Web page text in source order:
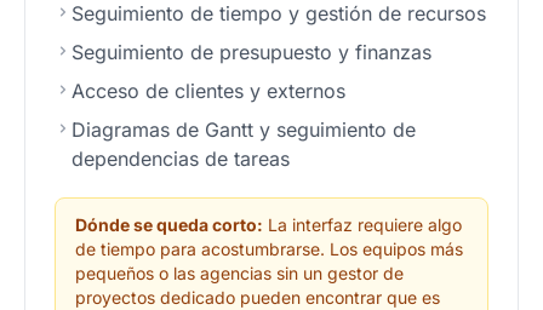
Seguimiento de tiempo y gestión de recursos
Seguimiento de presupuesto y finanzas
Acceso de clientes y externos
Diagramas de Gantt y seguimiento de
dependencias de tareas
Dónde se queda corto: La interfaz requiere algo
de tiempo para acostumbrarse. Los equipos más
pequeños o las agencias sin un gestor de
proyectos dedicado pueden encontrar que es